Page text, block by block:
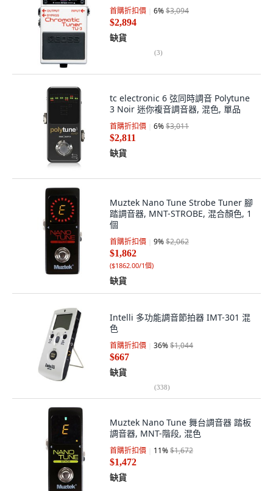
首購折扣價 6%$3,094
$2,894
缺貨
(3)
tc electronic 6 弦同時調音 Polytune
3 Noir 迷你複音調音器, 混色, 單品
首購折扣價 6%$3,011
$2,811
缺貨
Muztek Nano Tune Strobe Tuner 腳
踏調音器, MNT-STROBE, 混合顏色, 1
個
首購折扣價 9%$2,062
$1,862
($1862.00/1個)
缺貨
Intelli 多功能調音節拍器 IMT-301 混
色
首購折扣價 36%$1,044
$667
缺貨
(338)
Muztek Nano Tune 舞台調音器 踏板
調音器, MNT-階段, 混色
首購折扣價 11%$1,672
$1,472
缺貨